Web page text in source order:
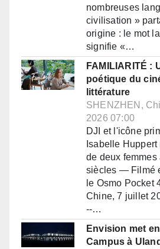
nombreuses
civilisation »
origine : le mot
signifie «…
FAMILIARITÉ :
poétique du
littérature
SHENZHEN,
2026 07:00
DJI et l'icône
Isabelle
de deux femmes
siècles — Filmé
le Osmo Pocket
Chine, 7 juillet
--…
Envision met
Campus à